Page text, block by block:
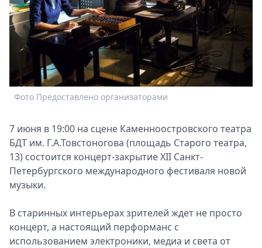
Спецпроекты
Звезды
Выборы
Скачай
Metro
Фото Предоставлено организаторами
7 июня в 19:00 на сцене Каменноостровского театра
БДТ им. Г.А.Товстоногова (площадь Старого театра,
13) состоится концерт-закрытие XII Санкт-
Петербургского международного фестиваля новой
музыки.
В старинных интерьерах зрителей ждет не просто
концерт, а настоящий перформанс с
использованием электроники, медиа и света от